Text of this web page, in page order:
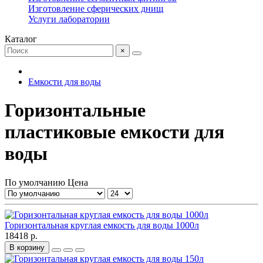
Изготовление сферических днищ
Услуги лаборатории
Каталог
×
Емкости для воды
Горизонтальные
пластиковые емкости для
воды
По умолчанию Цена
Горизонтальная круглая емкость для воды 1000л
18418 р.
В корзину